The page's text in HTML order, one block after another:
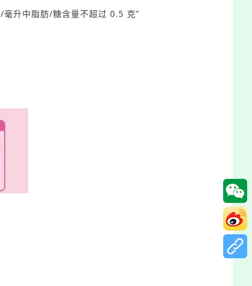
/毫升中脂肪/糖含量不超过 0.5 克”